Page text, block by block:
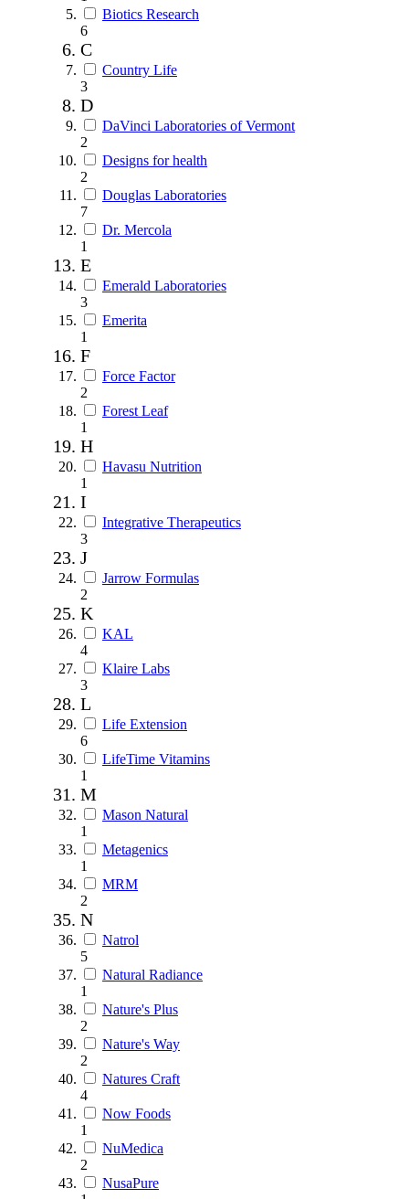
Biotics Research
6
C
Country Life
3
D
DaVinci Laboratories of Vermont
2
Designs for health
2
Douglas Laboratories
7
Dr. Mercola
1
E
Emerald Laboratories
3
Emerita
1
F
Force Factor
2
Forest Leaf
1
H
Havasu Nutrition
1
I
Integrative Therapeutics
3
J
Jarrow Formulas
2
K
KAL
4
Klaire Labs
3
L
Life Extension
6
LifeTime Vitamins
1
M
Mason Natural
1
Metagenics
1
MRM
2
N
Natrol
5
Natural Radiance
1
Nature's Plus
2
Nature's Way
2
Natures Craft
4
Now Foods
1
NuMedica
2
NusaPure